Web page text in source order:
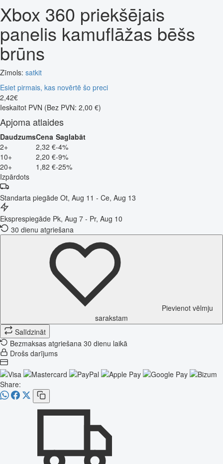
Xbox 360 priekšējais
panelis kamuflāžas bēšs
brūns
Zīmols: satkit
Esiet pirmais, kas novērtē šo preci
2,42€
Ieskaitot PVN (Bez PVN: 2,00 €)
Apjoma atlaides
DaudzumsCena Saglabāt
2+
2,32 €-4%
10+
2,20 €-9%
20+
1,82 €-25%
Izpārdots
Standarta piegāde Ot, Aug 11 - Ce, Aug 13
Eksprespiegāde Pk, Aug 7 - Pr, Aug 10
30 dienu atgriešana
Pievienot vēlmju
sarakstam
Salīdzināt
Bezmaksas atgriešana 30 dienu laikā
Drošs darījums
Share: